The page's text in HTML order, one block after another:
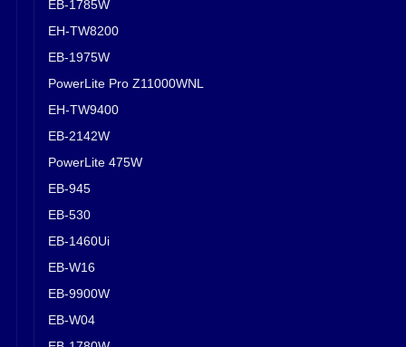
EB-1785W
EH-TW8200
EB-1975W
PowerLite Pro Z11000WNL
EH-TW9400
EB-2142W
PowerLite 475W
EB-945
EB-530
EB-1460Ui
EB-W16
EB-9900W
EB-W04